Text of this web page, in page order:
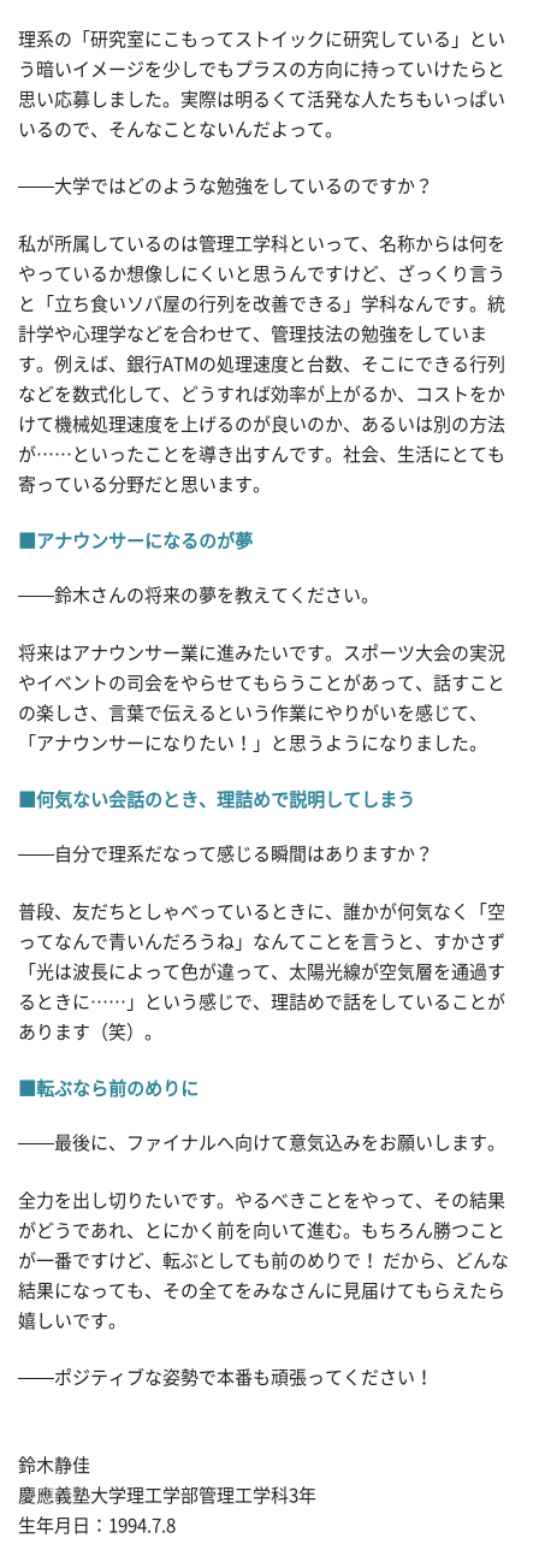
理系の「研究室にこもってストイックに研究している」とい
う暗いイメージを少しでもプラスの方向に持っていけたらと
思い応募しました。実際は明るくて活発な人たちもいっぱい
いるので、そんなことないんだよって。
——大学ではどのような勉強をしているのですか？
私が所属しているのは管理工学科といって、名称からは何を
やっているか想像しにくいと思うんですけど、ざっくり言う
と「立ち食いソバ屋の行列を改善できる」学科なんです。統
計学や心理学などを合わせて、管理技法の勉強をしていま
す。例えば、銀行ATMの処理速度と台数、そこにできる行列
などを数式化して、どうすれば効率が上がるか、コストをか
けて機械処理速度を上げるのが良いのか、あるいは別の方法
が……といったことを導き出すんです。社会、生活にとても
寄っている分野だと思います。
■アナウンサーになるのが夢
——鈴木さんの将来の夢を教えてください。
将来はアナウンサー業に進みたいです。スポーツ大会の実況
やイベントの司会をやらせてもらうことがあって、話すこと
の楽しさ、言葉で伝えるという作業にやりがいを感じて、
「アナウンサーになりたい！」と思うようになりました。
■何気ない会話のとき、理詰めで説明してしまう
——自分で理系だなって感じる瞬間はありますか？
普段、友だちとしゃべっているときに、誰かが何気なく「空
ってなんで青いんだろうね」なんてことを言うと、すかさず
「光は波長によって色が違って、太陽光線が空気層を通過す
るときに……」という感じで、理詰めで話をしていることが
あります（笑）。
■転ぶなら前のめりに
——最後に、ファイナルへ向けて意気込みをお願いします。
全力を出し切りたいです。やるべきことをやって、その結果
がどうであれ、とにかく前を向いて進む。もちろん勝つこと
が一番ですけど、転ぶとしても前のめりで！ だから、どんな
結果になっても、その全てをみなさんに見届けてもらえたら
嬉しいです。
——ポジティブな姿勢で本番も頑張ってください！
鈴木静佳
慶應義塾大学理工学部管理工学科3年
生年月日：1994.7.8